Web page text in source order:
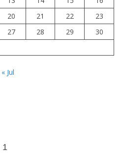
20 21 22
23
27 28 29
30
« Jul
1